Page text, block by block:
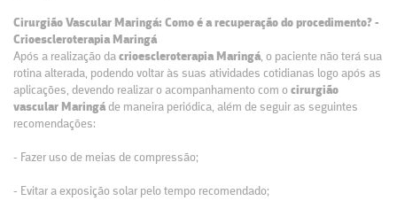
Cirurgião Vascular Maringá: Como é a recuperação do procedimento? -
Crioescleroterapia Maringá
Após a realização da crioescleroterapia Maringá, o paciente não terá sua
rotina alterada, podendo voltar às suas atividades cotidianas logo após as
aplicações, devendo realizar o acompanhamento com o cirurgião
vascular Maringáde maneira periódica, além de seguir as seguintes
recomendações:
- Fazer uso de meias de compressão;
- Evitar a exposição solar pelo tempo recomendado;